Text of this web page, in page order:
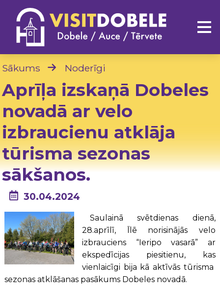
Sākums Noderīgi
Aprīļa izskaņā Dobeles
novadā ar velo
izbraucienu atklāja
tūrisma sezonas
sākšanos.
30.04.2024
Saulainā svētdienas dienā,
28.aprīlī, Īlē norisinājās velo
izbrauciens “Ieripo vasarā” ar
ekspedīcijas piesitienu, kas
vienlaicīgi bija kā aktīvās tūrisma
sezonas atklāšanas pasākums Dobeles novadā.